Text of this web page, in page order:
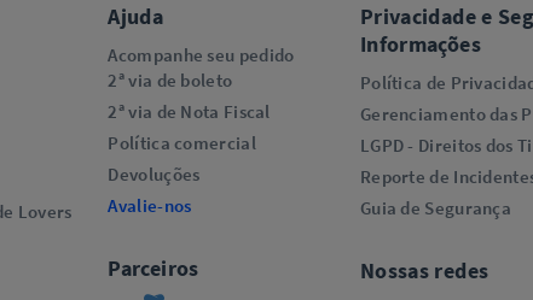
Lovers​
Ajuda
Acompanhe seu pedido
2ª via de boleto
2ª via de Nota Fiscal
Política comercial
Devoluções
Avalie-nos
Parceiros
Privacidade e
Informações
Política de
Gerenciamento das
LGPD - Direitos dos
Reporte de
Guia de Segurança
Nossas redes